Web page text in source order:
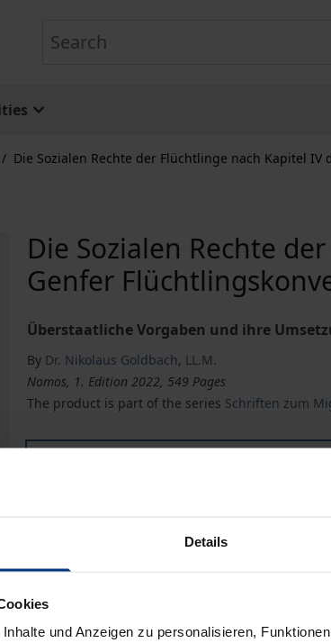
Details
und Anzeigen zu personalisieren,
/ Die Sozialen Rechte der Flüchtlinge nach Kapitel
Die Sozialen Rechte
Genfer
Überstaatliche Vorgaben und ihre
By Dr. Nikolaus Goldbach, LL.M.
Nomos, 1. Edition 2022, 549 Pages
The product is part of the series Schriften zum
Die Sozialen Rechte der Flüchtlinge nach
Add to Cart Add to Wish List